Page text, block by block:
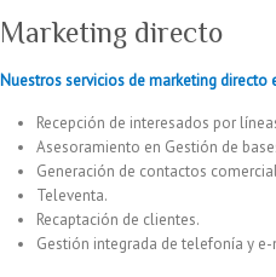
Marketing directo
Nuestros servicios de marketing directo
Recepción de interesados por
Asesoramiento en Gestión de
Generación de contactos
Televenta.
Recaptación de clientes.
Gestión integrada de telefonía y